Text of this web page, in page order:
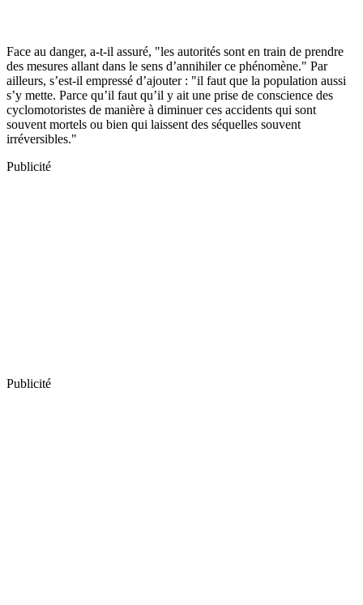
Face au danger, a-t-il assuré, "les autorités sont en train de prendre
des mesures allant dans le sens d’annihiler ce phénomène." Par
ailleurs, s’est-il empressé d’ajouter : "il faut que la population aussi
s’y mette. Parce qu’il faut qu’il y ait une prise de conscience des
cyclomotoristes de manière à diminuer ces accidents qui sont
souvent mortels ou bien qui laissent des séquelles souvent
irréversibles."
Publicité
Publicité